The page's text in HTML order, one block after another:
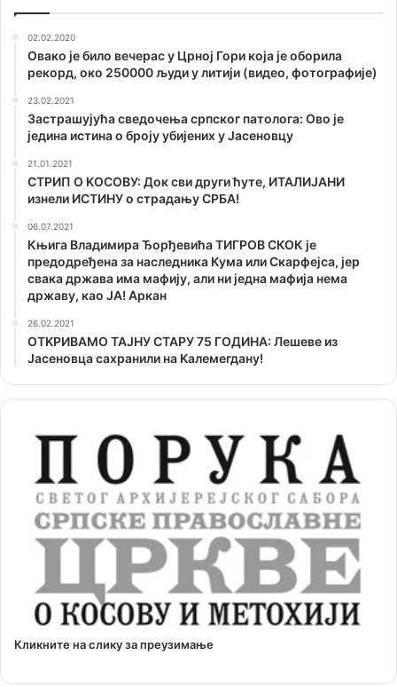
02.02.2020
Овако је било вечерас у Црној Гори која је оборила
рекорд, око 250000 људи у литији (видео, фотографије)
23.02.2021
Застрашујућа сведочења српског патолога: Ово је
једина истина о броју убијених у Јасеновцу
21.01.2021
СТРИП О KОСОВУ: Док сви други ћуте, ИТАЛИЈАНИ
изнели ИСТИНУ о страдању СРБА!
06.07.2021
Књига Владимира Ђорђевића ТИГРОВ СКОК је
предодређена за наследника Кума или Скарфејса, јер
свака држава има мафију, али ни једна мафија нема
државу, као ЈА! Аркан
26.02.2021
ОТKРИВАМО ТАЈНУ СТАРУ 75 ГОДИНА: Лешеве из
Јасеновца сахранили на Kалемегдану!
Кликните на слику за преузимање